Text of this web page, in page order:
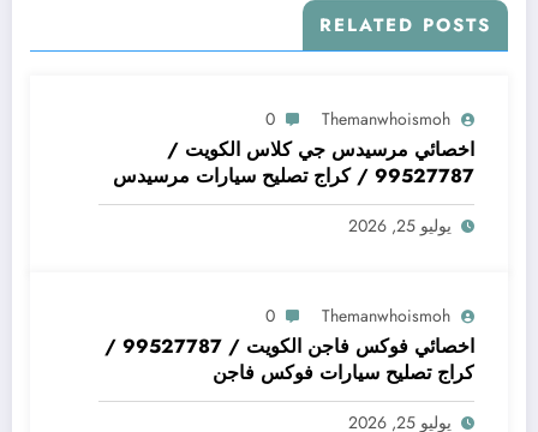
RELATED POSTS
Themanwhoismoh
0
اخصائي مرسيدس جي كلاس الكويت /
99527787 / كراج تصليح سيارات مرسيدس
جي كلاس
يوليو 25, 2026
Themanwhoismoh
0
اخصائي فوكس فاجن الكويت / 99527787 /
كراج تصليح سيارات فوكس فاجن
يوليو 25, 2026